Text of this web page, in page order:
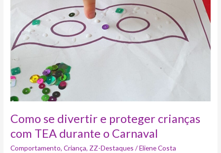
Como se divertir e proteger crianças
com TEA durante o Carnaval
Comportamento,Criança, ZZ-Destaques /Eliene Costa
crianças
com
TEA
durante
o
Carnaval